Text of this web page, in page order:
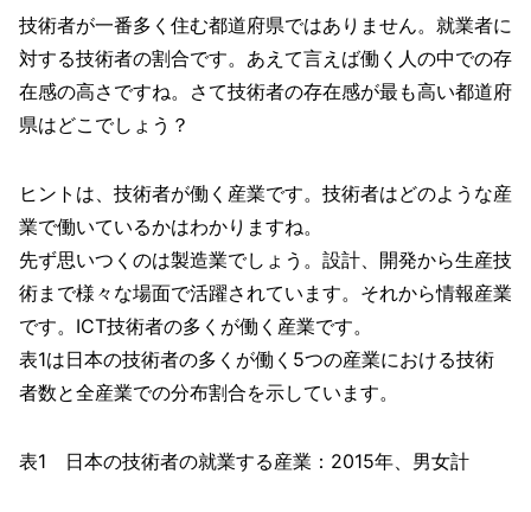
技術者が一番多く住む都道府県ではありません。就業者に
対する技術者の割合です。あえて言えば働く人の中での存
在感の高さですね。さて技術者の存在感が最も高い都道府
県はどこでしょう？
ヒントは、技術者が働く産業です。技術者はどのような産
業で働いているかはわかりますね。
先ず思いつくのは製造業でしょう。設計、開発から生産技
術まで様々な場面で活躍されています。それから情報産業
です。ICT技術者の多くが働く産業です。
表1は日本の技術者の多くが働く5つの産業における技術
者数と全産業での分布割合を示しています。
表1 日本の技術者の就業する産業：2015年、男女計